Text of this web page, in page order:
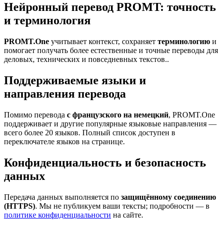
Нейронный перевод PROMT: точность
и терминология
PROMT.One учитывает контекст, сохраняет терминологию и
помогает получать более естественные и точные переводы для
деловых, технических и повседневных текстов..
Поддерживаемые языки и
направления перевода
Помимо перевода с французского на немецкий, PROMT.One
поддерживает и другие популярные языковые направления —
всего более 20 языков. Полный список доступен в
переключателе языков на странице.
Конфиденциальность и безопасность
данных
Передача данных выполняется по защищённому соединению
(HTTPS). Мы не публикуем ваши тексты; подробности — в
политике конфиденциальности на сайте.